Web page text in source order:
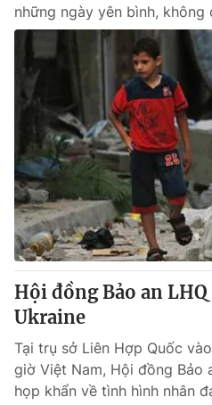
THỜI BÁO VTV
Theo dõi báo trên
Cơ quan chủ quản:Đài Truyền
Cơ quan báo chí:Thời báo VTV
Giấy phép hoạt động báo in và
cấp ngày 29/12/2023
Tổng Biên tập:Vũ Thanh Thủy
Phó Tổng Biên tập:Nguyễn Thị
Nguyễn Trọng Ninh
Tổng đài VTV: 024.38 355 931 -
Ðiện thoại Thời báo VTV:024.66
Email:toasoan@vtv.vn
những ngày yên bình,
Hội đồng Bảo an
Ukraine
Tại trụ sở Liên Hợp Quốc
giờ Việt Nam, Hội đồng Bảo
họp khẩn về tình hình nhân